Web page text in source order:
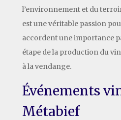
l’environnement et du
est une véritable passion
accordent une importance
étape de la production du
à la vendange.
Événements
Métabief